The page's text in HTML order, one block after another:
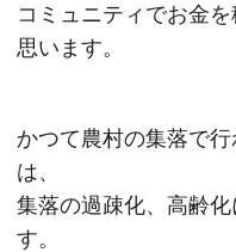
コミュニティでお金
思います。
かつて農村の集落で
は、
集落の過疎化、高齢
す。